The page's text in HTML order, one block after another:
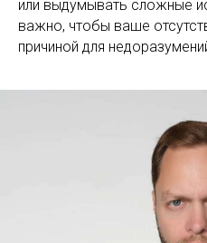
или выдумывать сложные
важно, чтобы ваше
причиной для